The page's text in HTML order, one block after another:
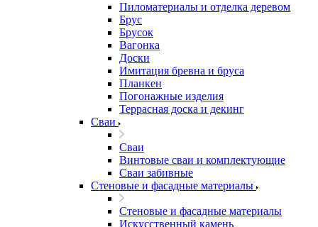
Пиломатериалы и отделка деревом
Брус
Брусок
Вагонка
Доски
Имитация бревна и бруса
Планкен
Погонажные изделия
Террасная доска и декинг
Сваи
Сваи
Винтовые сваи и комплектующие
Сваи забивные
Стеновые и фасадные материалы
Стеновые и фасадные материалы
Искусственный камень